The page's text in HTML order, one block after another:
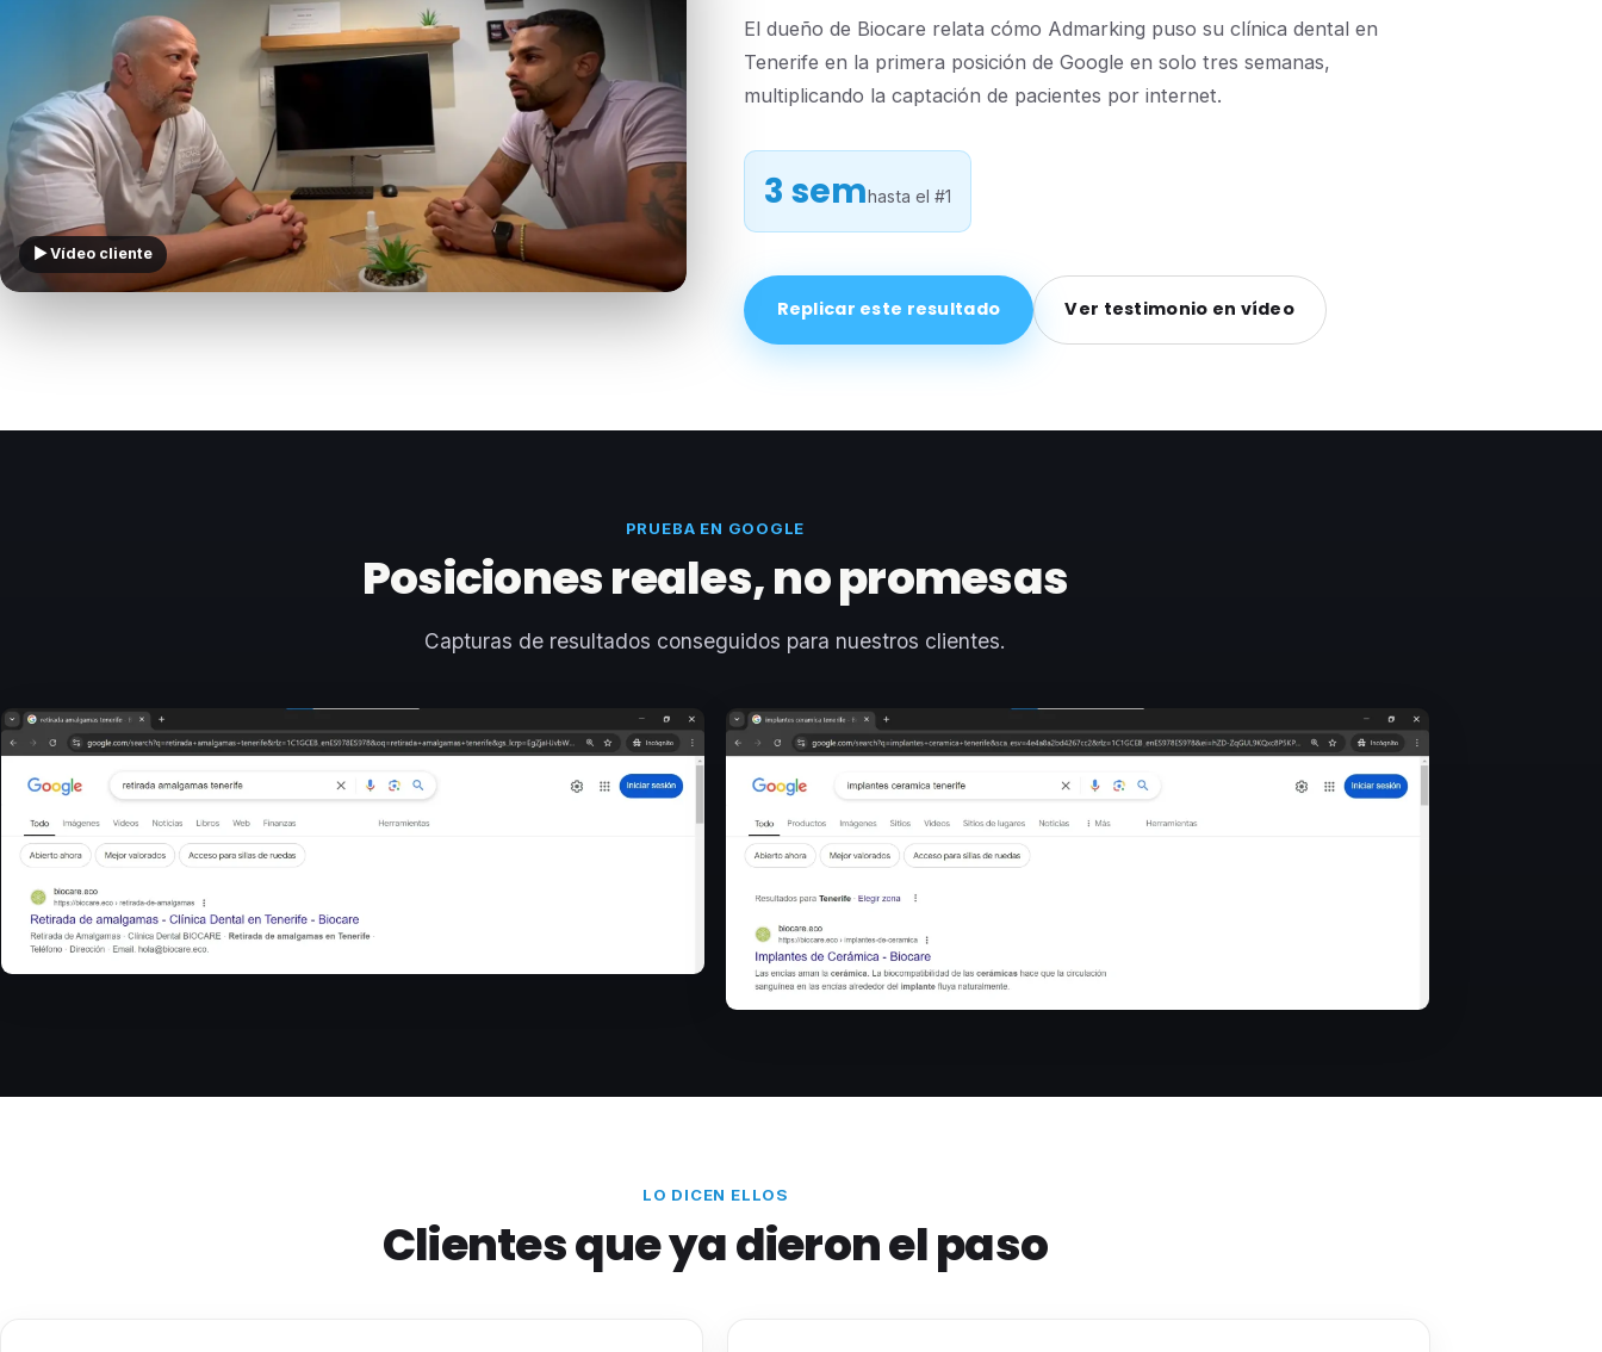
El dueño de Biocare relata cómo Admarking puso su clínica dental en
Tenerife en la primera posición de Google en solo tres semanas,
multiplicando la captación de pacientes por internet.
3 semhasta el #1
Replicar este resultado Ver testimonio en vídeo
▶ Vídeo cliente
PRUEBA EN GOOGLE
Posiciones reales, no promesas
Capturas de resultados conseguidos para nuestros clientes.
LO DICEN ELLOS
Clientes que ya dieron el paso